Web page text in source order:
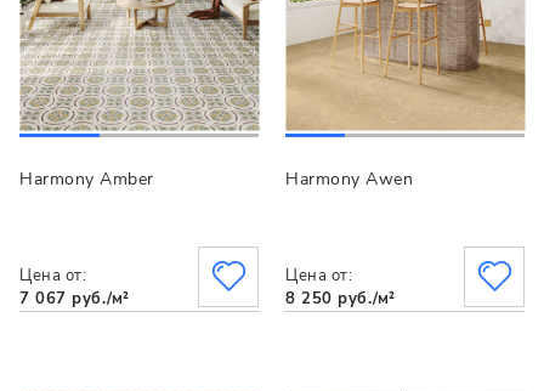
Harmony Amber
Цена от:
7 067 руб./м²
Harmony Awen
Цена от:
8 250 руб./м²